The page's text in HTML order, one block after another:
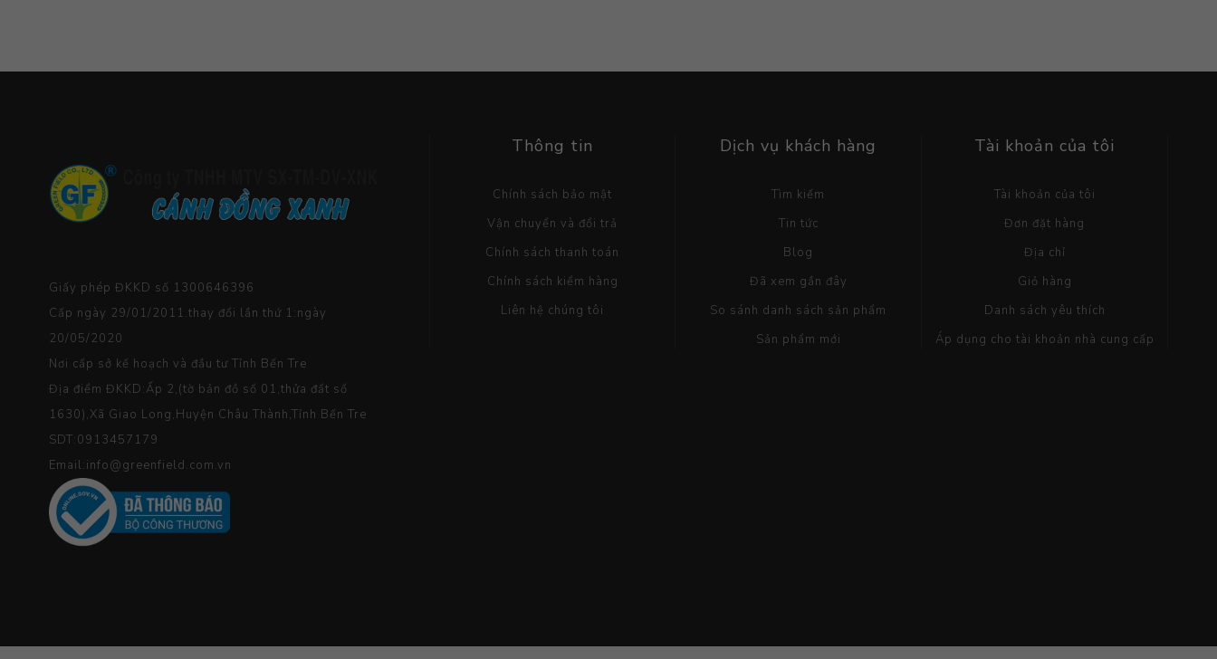
Giấy phép ĐKKD số 1300646396
Cấp ngày 29/01/2011.thay đổi lần thứ 1:ngày
20/05/2020
Nơi cấp sở kế hoạch và đầu tư Tỉnh Bến Tre
Địa điểm ĐKKD:Ấp 2,(tờ bản đồ số 01,thửa đất số
1630),Xã Giao Long,Huyện Châu Thành,Tỉnh Bến Tre
SDT:0913457179
Email:info@greenfield.com.vn
Thông tin
Chính sách bảo mật
Vận chuyển và đổi trả
Chính sách thanh toán
Chính sách kiểm hàng
Liên hệ chúng tôi
Dịch vụ khách hàng
Tìm kiếm
Tin tức
Blog
Đã xem gần đây
So sánh danh sách sản phẩm
Sản phẩm mới
Tài khoản của tôi
Tài khoản của tôi
Đơn đặt hàng
Địa chỉ
Giỏ hàng
Danh sách yêu thích
Áp dụng cho tài khoản nhà cung cấp